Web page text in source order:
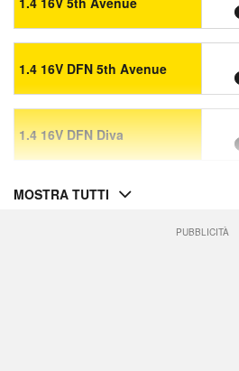
1.4 16V DFN 5th Avenue
1.4 16V DFN Diva
MOSTRA TUTTI
PUBBLICITÀ